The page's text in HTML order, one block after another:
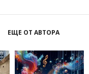
ЕЩЕ ОТ АВТОРА